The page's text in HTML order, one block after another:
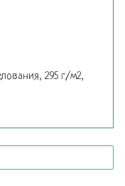
295 г/м2,